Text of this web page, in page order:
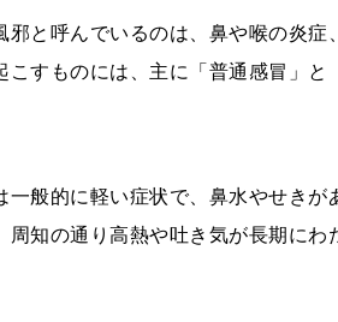
邪と呼んでいるのは、鼻や喉の炎
こすものには、主に「普通感冒」と
一般的に軽い症状で、鼻水やせき
周知の通り高熱や吐き気が長期にわ